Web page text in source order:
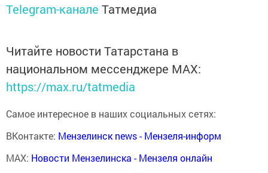
Telegram-канале Татмедиа
Читайте новости Татарстана в
национальном мессенджере MАХ:
https://max.ru/tatmedia
Самое интересное в наших социальных сетях:
ВКонтакте: Мензелинск news - Мензеля-информ
MAX: Новости Мензелинска - Мензеля онлайн